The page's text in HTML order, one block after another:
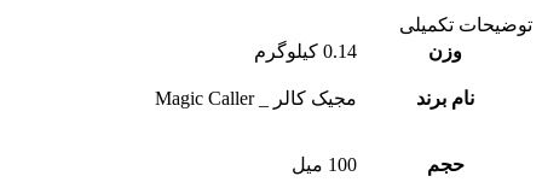
تکمیلی
وزن
0.14 کیلوگرم
نام برند مجیک کالر _ Magic Caller
حجم